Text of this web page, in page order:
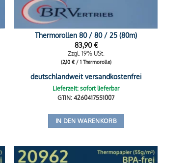
Thermorollen 80 / 80 / 25 (80m)
83,90€
Zzgl. 19% USt.
(2,10 €/ 1 Thermorolle)
deutschlandweit versandkostenfrei
Lieferzeit: sofort lieferbar
GTIN: 4260417551007
IN DEN WARENKORB